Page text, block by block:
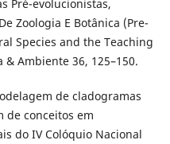
Pré-evolucionistas,
Zoologia E Botânica (Pre-
Species and the Teaching
& Ambiente 36, 125–150.
de cladogramas
de conceitos em
do IV Colóquio Nacional